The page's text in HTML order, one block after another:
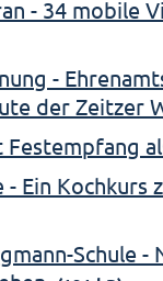
- 34 mobile
-
der Zeitzer
Ein
Schule -